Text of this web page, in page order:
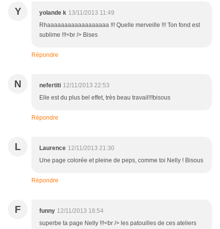
Y yolande k 13/11/2013 11:49
Rhaaaaaaaaaaaaaaaaaa !!! Quelle merveille !!! Ton fond est
sublime !!!<br /> Bises
Répondre
N nefertiti 12/11/2013 22:53
Elle est du plus bel effet, très beau travail!!!bisous
Répondre
L Laurence 12/11/2013 21:30
Une page colorée et pleine de peps, comme toi Nelly ! Bisous
Répondre
F funny 12/11/2013 18:54
superbe ta page Nelly !!!<br /> les patouilles de ces ateliers